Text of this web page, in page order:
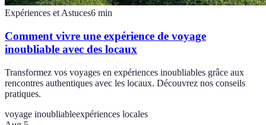
Expériences et Astuces6 min
Comment vivre une expérience de voyage
inoubliable avec des locaux
Transformez vos voyages en expériences inoubliables grâce aux
rencontres authentiques avec les locaux. Découvrez nos conseils
pratiques.
voyage inoubliableexpériences locales